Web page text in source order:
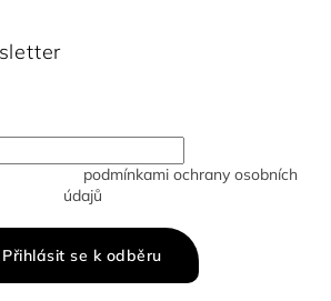
podmínkami ochrany osobních
údajů
Přihlásit se k odběru